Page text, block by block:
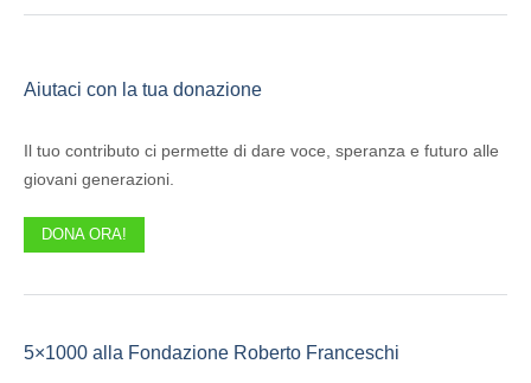
Aiutaci con la tua donazione
Il tuo contributo ci permette di dare voce, speranza e futuro alle
giovani generazioni.
DONA ORA!
5×1000 alla Fondazione Roberto Franceschi